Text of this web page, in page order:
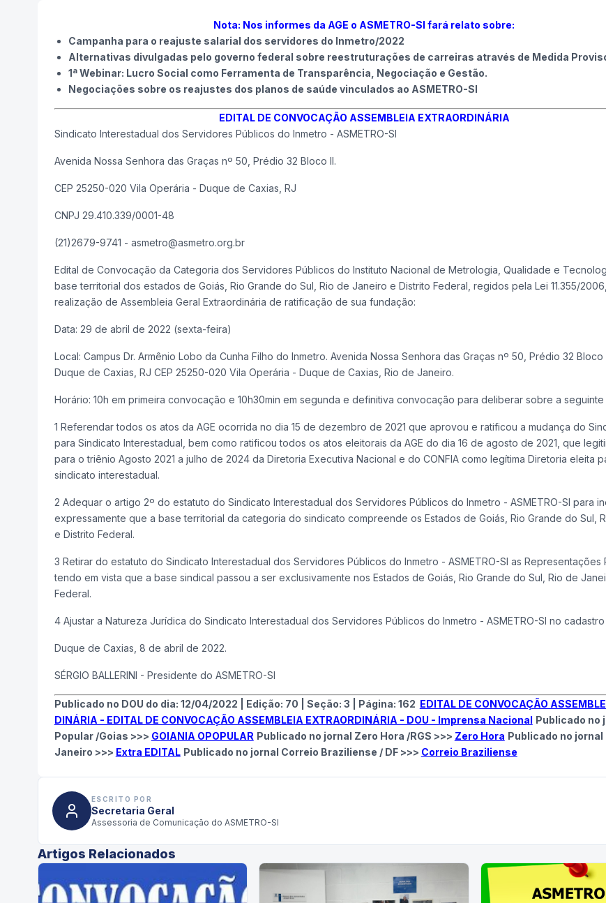
Nota: Nos informes da AGE o ASMETRO-SI fará relato sobre:
Campanha para o reajuste salarial dos servidores do Inmetro/2022
Alternativas divulgadas pelo governo federal sobre reestruturações de carreiras através de Medida
1ª Webinar: Lucro Social como Ferramenta de Transparência, Negociação e Gestão.
Negociações sobre os reajustes dos planos de saúde vinculados ao ASMETRO-SI
EDITAL DE CONVOCAÇÃO ASSEMBLEIA EXTRAORDINÁRIA
Sindicato Interestadual dos Servidores Públicos do Inmetro - ASMETRO-SI
Avenida Nossa Senhora das Graças nº 50, Prédio 32 Bloco II.
CEP 25250-020 Vila Operária - Duque de Caxias, RJ
CNPJ 29.410.339/0001-48
(21)2679-9741 - asmetro@asmetro.org.br
Edital de Convocação da Categoria dos Servidores Públicos do Instituto Nacional de Metrologia, Qualidade e
base territorial dos estados de Goiás, Rio Grande do Sul, Rio de Janeiro e Distrito Federal, regidos pela Lei 11.355/
realização de Assembleia Geral Extraordinária de ratificação de sua fundação:
Data: 29 de abril de 2022 (sexta-feira)
Local: Campus Dr. Armênio Lobo da Cunha Filho do Inmetro. Avenida Nossa Senhora das Graças nº 50, Prédio 32 Bloco
Duque de Caxias, RJ CEP 25250-020 Vila Operária - Duque de Caxias, Rio de Janeiro.
Horário: 10h em primeira convocação e 10h30min em segunda e definitiva convocação para deliberar sobre a seguinte
1 Referendar todos os atos da AGE ocorrida no dia 15 de dezembro de 2021 que aprovou e ratificou a mudança do
para Sindicato Interestadual, bem como ratificou todos os atos eleitorais da AGE do dia 16 de agosto de 2021, que
para o triênio Agosto 2021 a julho de 2024 da Diretoria Executiva Nacional e do CONFIA como legítima Diretoria eleita
sindicato interestadual.
2 Adequar o artigo 2º do estatuto do Sindicato Interestadual dos Servidores Públicos do Inmetro - ASMETRO-SI para
expressamente que a base territorial da categoria do sindicato compreende os Estados de Goiás, Rio Grande do Sul,
e Distrito Federal.
3 Retirar do estatuto do Sindicato Interestadual dos Servidores Públicos do Inmetro - ASMETRO-SI as Representações
tendo em vista que a base sindical passou a ser exclusivamente nos Estados de Goiás, Rio Grande do Sul, Rio de
Federal.
4 Ajustar a Natureza Jurídica do Sindicato Interestadual dos Servidores Públicos do Inmetro - ASMETRO-SI no cadastro
Duque de Caxias, 8 de abril de 2022.
SÉRGIO BALLERINI - Presidente do ASMETRO-SI
Publicado no DOU do dia: 12/04/2022 Edição: 70 Seção: 3 Página: 162 EDITAL DE CONVOCAÇÃO
DINÁRIA - EDITAL DE CONVOCAÇÃO ASSEMBLEIA EXTRAORDINÁRIA - DOU - Imprensa Nacional Publicado no
Popular /Goias >>> GOIANIA OPOPULAR Publicado no jornal Zero Hora /RGS >>> Zero Hora Publicado no jornal
Janeiro >>> Extra EDITAL Publicado no jornal Correio Braziliense / DF >>> Correio Braziliense
ESCRITO POR
Secretaria Geral
Assessoria de Comunicação do ASMETRO-SI
Artigos Relacionados